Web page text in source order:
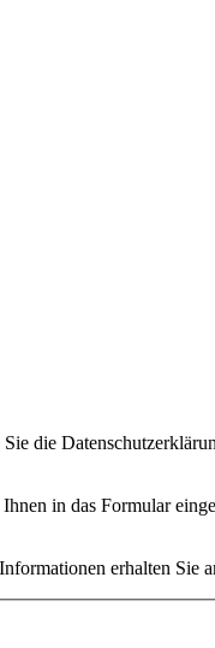
die
in das Formular
erhalten Sie